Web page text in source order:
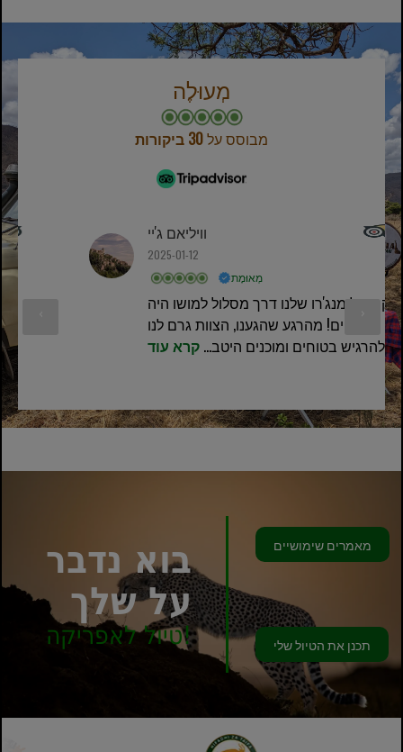
מְעוּלֶה
מבוסס על30 ביקורות
וויליאם ג'יי
2025-01-12
מְאוּמָת
טרק הקילימנג'רו שלנו דרך מסלול למושו היה
מדהים! מהרגע שהגענו, הצוות גרם לנו
להרגיש בטוחים ומוכנים היטב...קרא עוד
בוא נדבר
על שלך
טיול לאפריקה!
מאמרים שימושיים
תכנן את הטיול שלי